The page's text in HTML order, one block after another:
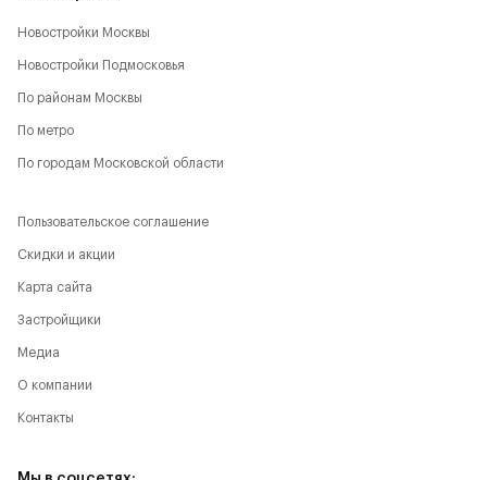
Новостройки Москвы
Новостройки Подмосковья
По районам Москвы
По метро
По городам Московской области
Пользовательское соглашение
Скидки и акции
Карта сайта
Застройщики
Медиа
О компании
Контакты